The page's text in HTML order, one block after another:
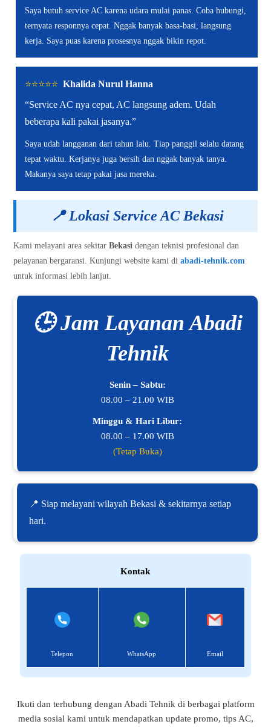
Saya butuh service AC karena udara mulai panas. Coba hubungi,
ternyata responnya cepat. Nggak banyak basa-basi, langsung
kerja. Saya puas karena prosesnya nggak bikin repot.
⭐️⭐️⭐️⭐️⭐️ Khalida Nurul Hanna
“Service AC nya cepat, AC langsung adem. Udah
beberapa kali pakai jasanya.”
Saya udah langganan dari tahun lalu. Tiap panggil selalu datang
tepat waktu. Kerjanya juga bersih dan nggak banyak tanya.
Makanya saya tetap pakai jasa mereka.
📍 Lokasi Service AC Bekasi
Kami melayani area sekitarBekasidengan teknisi profesional dan
pelayanan bergaransi. Kunjungi website kami diabadi-tehnik.com
untuk informasi lebih lanjut.
🕒 Jam Layanan Abadi
Tehnik
Senin – Sabtu:
08.00 – 21.00 WIB
Minggu & Hari Libur:
08.00 – 17.00 WIB
(Tetap Buka)
📍 Siap melayani wilayah Bekasi & sekitarnya setiap
hari.
Kontak
Telepon WhatsApp Email
Ikuti dan terhubung dengan Abadi Tehnik di berbagai platform
media sosial kami untuk mendapatkan update promo, tips AC,